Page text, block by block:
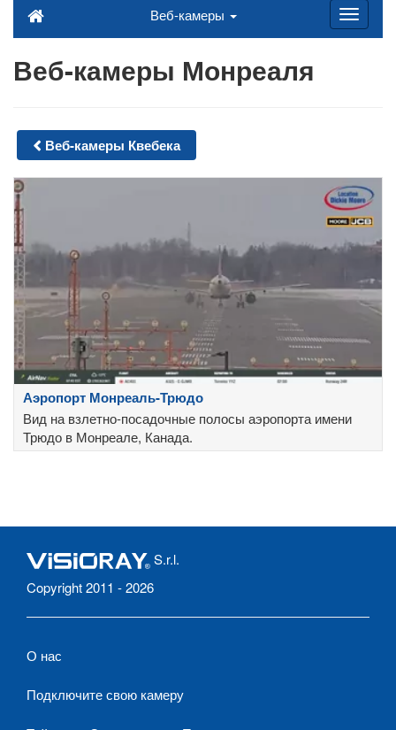
Веб-камеры
Веб-камеры Монреаля
Веб-камеры Квебека
Аэропорт Монреаль-Трюдо
Вид на взлетно-посадочные полосы аэропорта имени
Трюдо в Монреале, Канада.
S.r.l.
Copyright 2011 - 2026
О нас
Подключите свою камеру